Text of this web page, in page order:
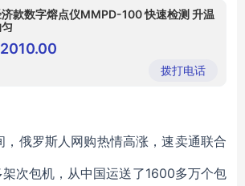
款数字熔点仪MMPD-100 快速检测 升温
2010.00
拨打电话
，俄罗斯人网购热情高涨，速卖通联合
次包机，从中国运送了1600多万个包